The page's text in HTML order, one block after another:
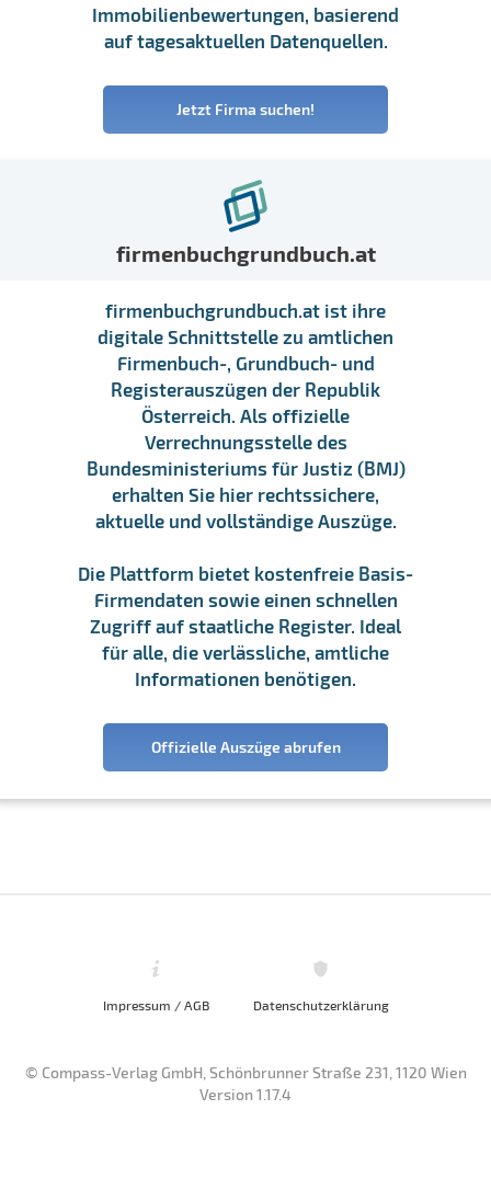
Immobilienbewertungen, basierend
auf tagesaktuellen Datenquellen.
Jetzt Firma suchen!
firmenbuchgrundbuch.at
firmenbuchgrundbuch.at ist ihre
digitale Schnittstelle zu amtlichen
Firmenbuch-, Grundbuch- und
Registerauszügen der Republik
Österreich. Als offizielle
Verrechnungsstelle des
Bundesministeriums für Justiz (BMJ)
erhalten Sie hier rechtssichere,
aktuelle und vollständige Auszüge.
Die Plattform bietet kostenfreie Basis-
Firmendaten sowie einen schnellen
Zugriff auf staatliche Register. Ideal
für alle, die verlässliche, amtliche
Informationen benötigen.
Offizielle Auszüge abrufen
Impressum / AGB Datenschutzerklärung
© Compass-Verlag GmbH, Schönbrunner Straße 231, 1120 Wien
Version 1.17.4